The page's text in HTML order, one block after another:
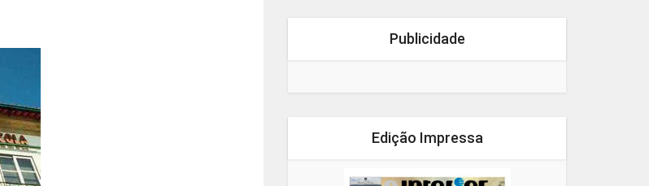
Publicidade
Edição Impressa